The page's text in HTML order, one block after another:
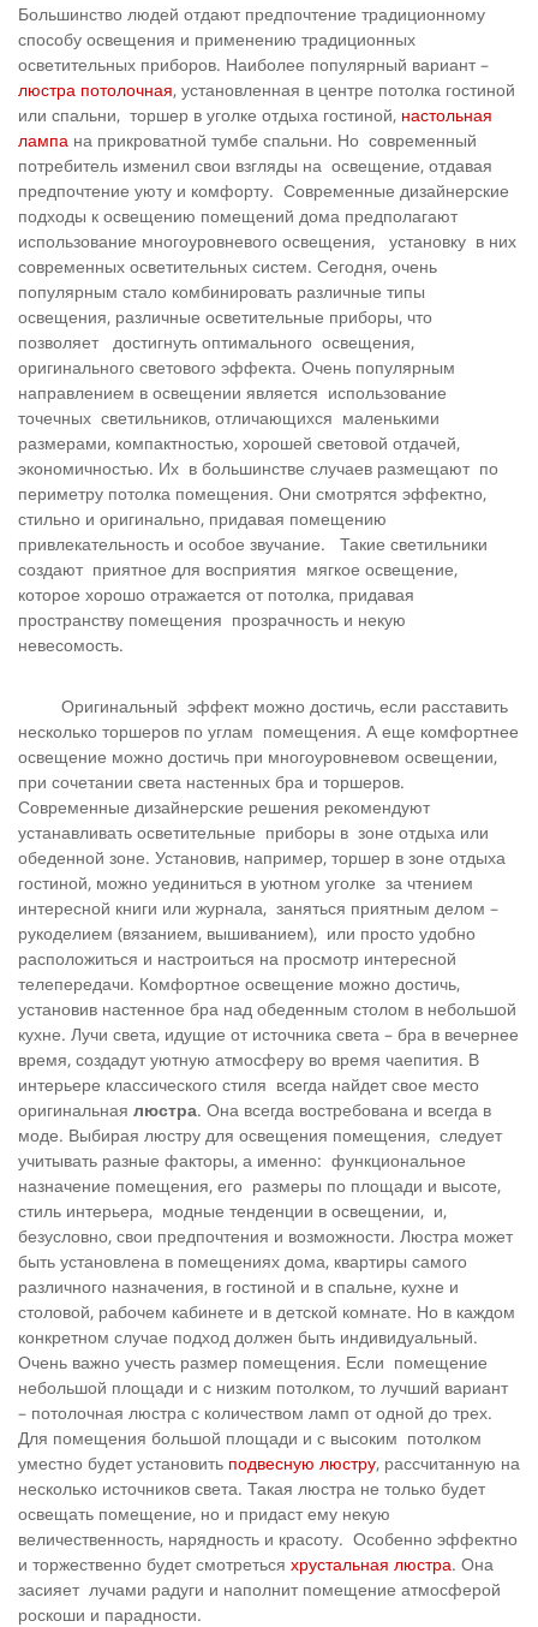
Большинство людей отдают предпочтение традиционному
способу освещения и применению традиционных
осветительных приборов. Наиболее популярный вариант –
люстра потолочная, установленная в центре потолка гостиной
или спальни, торшер в уголке отдыха гостиной, настольная
лампа на прикроватной тумбе спальни. Но современный
потребитель изменил свои взгляды на освещение, отдавая
предпочтение уюту и комфорту. Современные дизайнерские
подходы к освещению помещений дома предполагают
использование многоуровневого освещения, установку в них
современных осветительных систем. Сегодня, очень
популярным стало комбинировать различные типы
освещения, различные осветительные приборы, что
позволяет достигнуть оптимального освещения,
оригинального светового эффекта. Очень популярным
направлением в освещении является использование
точечных светильников, отличающихся маленькими
размерами, компактностью, хорошей световой отдачей,
экономичностью. Их в большинстве случаев размещают по
периметру потолка помещения. Они смотрятся эффектно,
стильно и оригинально, придавая помещению
привлекательность и особое звучание. Такие светильники
создают приятное для восприятия мягкое освещение,
которое хорошо отражается от потолка, придавая
пространству помещения прозрачность и некую
невесомость.
Оригинальный эффект можно достичь, если расставить
несколько торшеров по углам помещения. А еще комфортнее
освещение можно достичь при многоуровневом освещении,
при сочетании света настенных бра и торшеров.
Современные дизайнерские решения рекомендуют
устанавливать осветительные приборы в зоне отдыха или
обеденной зоне. Установив, например, торшер в зоне отдыха
гостиной, можно уединиться в уютном уголке за чтением
интересной книги или журнала, заняться приятным делом –
рукоделием (вязанием, вышиванием), или просто удобно
расположиться и настроиться на просмотр интересной
телепередачи. Комфортное освещение можно достичь,
установив настенное бра над обеденным столом в небольшой
кухне. Лучи света, идущие от источника света – бра в вечернее
время, создадут уютную атмосферу во время чаепития. В
интерьере классического стиля всегда найдет свое место
оригинальная люстра. Она всегда востребована и всегда в
моде. Выбирая люстру для освещения помещения, следует
учитывать разные факторы, а именно: функциональное
назначение помещения, его размеры по площади и высоте,
стиль интерьера, модные тенденции в освещении, и,
безусловно, свои предпочтения и возможности. Люстра может
быть установлена в помещениях дома, квартиры самого
различного назначения, в гостиной и в спальне, кухне и
столовой, рабочем кабинете и в детской комнате. Но в каждом
конкретном случае подход должен быть индивидуальный.
Очень важно учесть размер помещения. Если помещение
небольшой площади и с низким потолком, то лучший вариант
– потолочная люстра с количеством ламп от одной до трех.
Для помещения большой площади и с высоким потолком
уместно будет установить подвесную люстру, рассчитанную на
несколько источников света. Такая люстра не только будет
освещать помещение, но и придаст ему некую
величественность, нарядность и красоту. Особенно эффектно
и торжественно будет смотреться хрустальная люстра. Она
засияет лучами радуги и наполнит помещение атмосферой
роскоши и парадности.